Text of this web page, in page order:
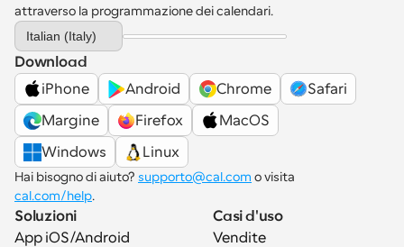
attraverso la programmazione dei calendari.
Select Language
Italian (Italy)
Download
iPhone
Android Chrome
Safari
Margine
Firefox
MacOS
Windows
Linux
Hai bisogno di aiuto? supporto@cal.com
cal.com/help.
Soluzioni
App iOS/Android
Casi d'uso
Vendite